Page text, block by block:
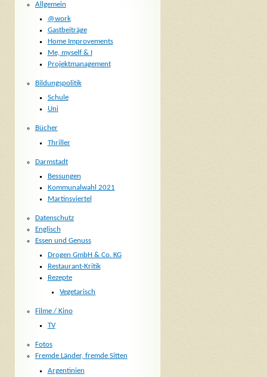
Allgemein
@work
Gastbeiträge
Home Improvements
Me, myself & I
Projektmanagement
Bildungspolitik
Schule
Uni
Bücher
Thriller
Darmstadt
Bessungen
Kommunalwahl 2021
Martinsviertel
Datenschutz
Englisch
Essen und Genuss
Drogen GmbH & Co. KG
Restaurant-Kritik
Rezepte
Vegetarisch
Filme / Kino
TV
Fotos
Fremde Länder, fremde Sitten
Argentinien